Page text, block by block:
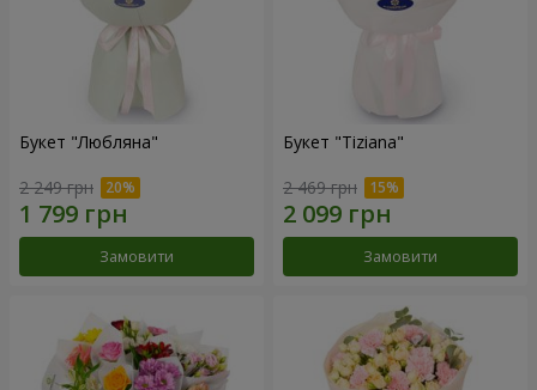
Букет "Любляна"
2 249 грн
Замовити
Букет "Tiziana"
2 469 грн
Замовити